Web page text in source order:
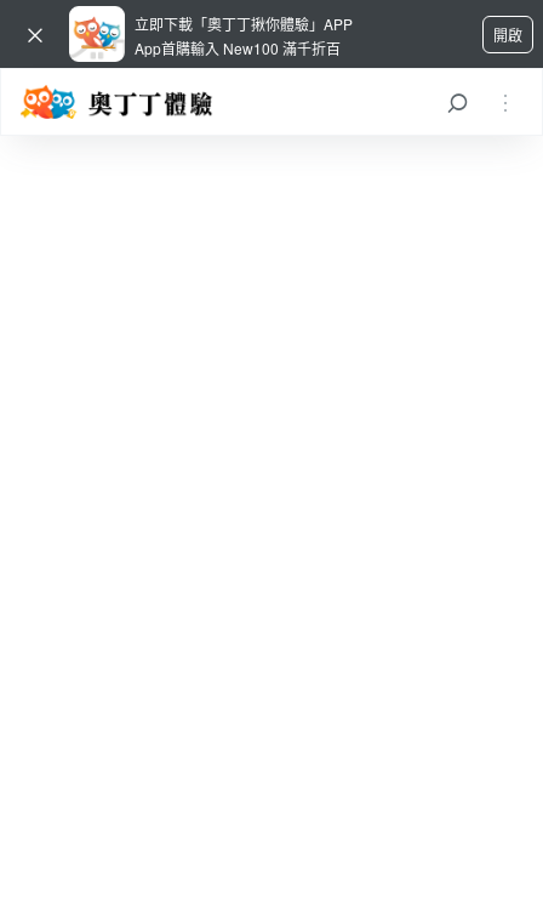
立即下載「奧丁丁揪你體驗」APP
App首購輸入 New100 滿千折百
開啟